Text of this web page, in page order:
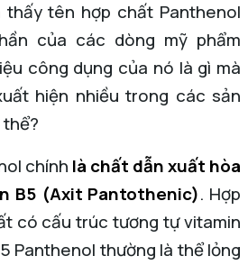
thấy tên hợp chất Panthenol
của các dòng mỹ phẩm
công dụng của nó là gì mà
hiện nhiều trong các sản
chính là chất dẫn xuất hòa
B5 (Axit Pantothenic). Hợp
có cấu trúc tương tự vitamin
Panthenol thường là thể lỏng